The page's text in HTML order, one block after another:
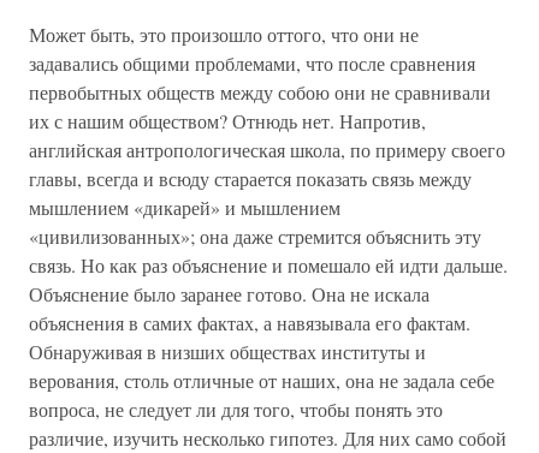
Может быть, это произошло оттого, что они не
задавались общими проблемами, что после сравнения
первобытных обществ между собою они не сравнивали
их с нашим обществом? Отнюдь нет. Напротив,
английская антропологическая школа, по примеру своего
главы, всегда и всюду старается показать связь между
мышлением «дикарей» и мышлением
«цивилизованных»; она даже стремится объяснить эту
связь. Но как раз объяснение и помешало ей идти дальше.
Объяснение было заранее готово. Она не искала
объяснения в самих фактах, а навязывала его фактам.
Обнаруживая в низших обществах институты и
верования, столь отличные от наших, она не задала себе
вопроса, не следует ли для того, чтобы понять это
различие, изучить несколько гипотез. Для них само собой